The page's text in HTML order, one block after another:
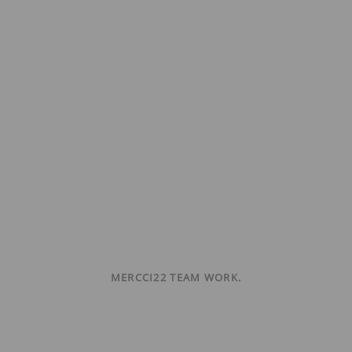
MERCCI22 TEAM WORK.